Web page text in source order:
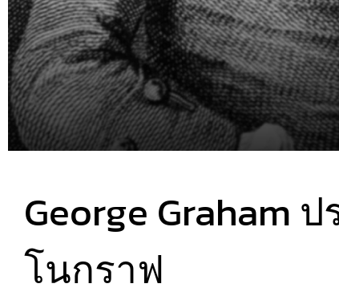
George Graham
โนกราฟ